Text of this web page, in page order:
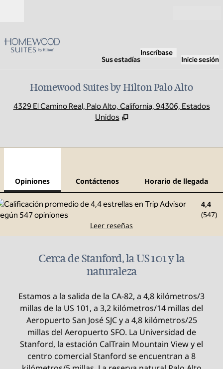
Sus estadías
Inscríbase
Inicie sesión
Homewood Suites by Hilton Palo Alto
4329 El Camino Real, Palo Alto, California, 94306, Estados
Unidos
Opiniones Contáctenos Horario de llegada
4,4
(547)
Leer reseñas
Cerca de Stanford, la US 101 y la
naturaleza
Estamos a la salida de la CA-82, a 4,8 kilómetros/3
millas de la US 101, a 3,2 kilómetros/14 millas del
Aeropuerto San José SJC y a 4,8 kilómetros/25
millas del Aeropuerto SFO. La Universidad de
Stanford, la estación CalTrain Mountain View y el
centro comercial Stanford se encuentran a 8